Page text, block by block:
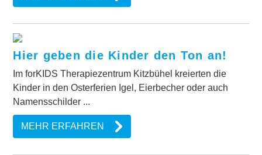
Hier geben die Kinder den Ton an!
Im forKIDS Therapiezentrum Kitzbühel kreierten die
Kinder in den Osterferien Igel, Eierbecher oder auch
Namensschilder ...
MEHR ERFAHREN